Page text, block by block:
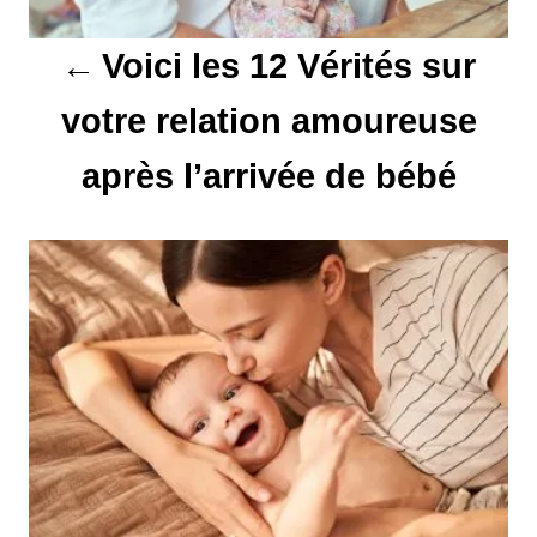
t
e
l
’
a
r
Voici les 12 Vérités sur
votre relation amoureuse
après l’arrivée de bébé